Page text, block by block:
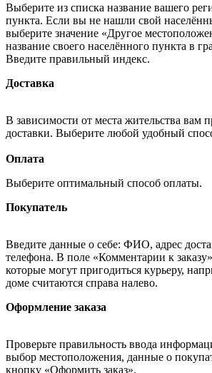
Выберите из списка название вашего
пункта. Если вы не нашли свой
выберите значение «Другое
название своего населённого пункта в
Введите правильный индекс.
Доставка
В зависимости от места жительства вам
доставки. Выберите любой удобный
Оплата
Выберите оптимальный способ оплаты.
Покупатель
Введите данные о себе: ФИО, адрес
телефона. В поле «Комментарии к
которые могут пригодиться курьеру,
доме считаются справа налево.
Оформление заказа
Проверьте правильность ввода
выбор местоположения, данные о
кнопку «Оформить заказ».